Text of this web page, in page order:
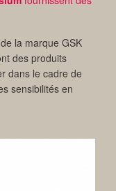
de la marque GSK
des produits
dans le cadre de
sensibilités en